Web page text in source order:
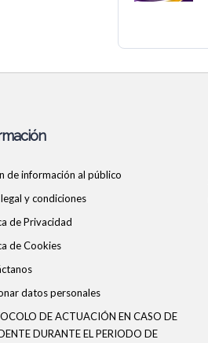
de información al público
y condiciones
de Privacidad
de Cookies
datos personales
DE ACTUACIÓN EN CASO DE
DURANTE EL PERIODO DE